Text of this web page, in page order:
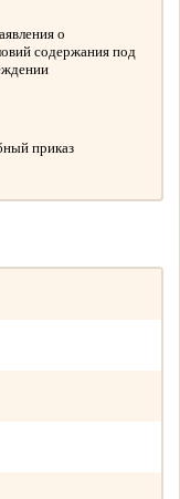
о
содержания под
приказ